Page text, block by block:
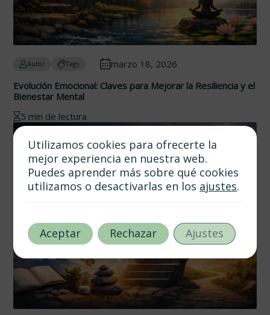
Autor Tags
marzo 18, 2026
Evolución Emocional: Claves para Mejorar la Resiliencia y el
Bienestar Mental
5 min de lectura
Utilizamos cookies para ofrecerte la
mejor experiencia en nuestra web.
Puedes aprender más sobre qué cookies
utilizamos o desactivarlas en los ajustes.
Aceptar Rechazar Ajustes